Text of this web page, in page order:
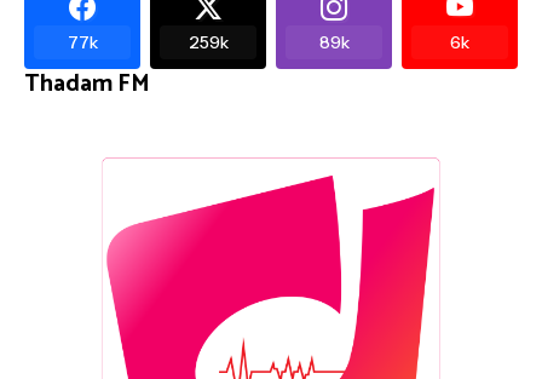
77k 259k 89k 6k
Thadam FM